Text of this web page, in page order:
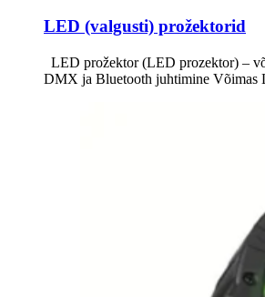
LED (valgusti) prožektorid
LED prožektor (LED prozektor) –
DMX ja Bluetooth juhtimine